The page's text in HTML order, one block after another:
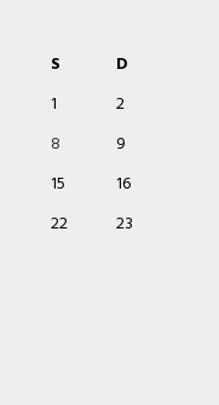
S
D
1
2
8
9
15
16
22
23